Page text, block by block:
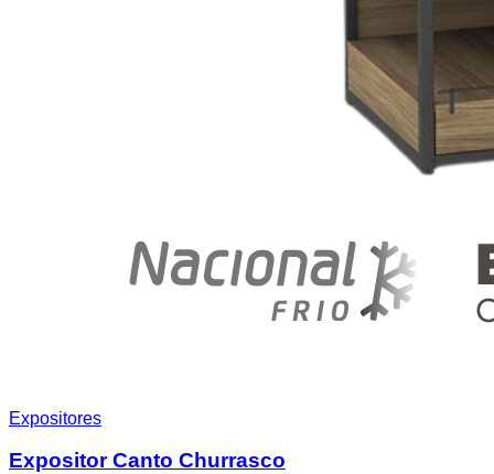
Expositores
Expositor Canto Churrasco